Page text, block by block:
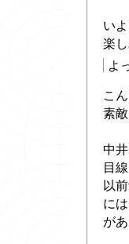
い
楽
よ
こ
素
中
目
以
に
が